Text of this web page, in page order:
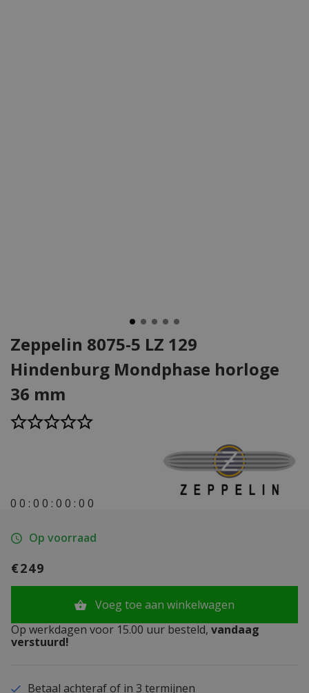
Zeppelin 8075-5 LZ 129
Hindenburg Mondphase horloge
36 mm
0 0 : 0 0 : 0 0 : 0 0
Op voorraad
€249
Voeg toe aan winkelwagen
Op werkdagen voor 15.00 uur besteld, vandaag
verstuurd!
Betaal achteraf of in 3 termijnen